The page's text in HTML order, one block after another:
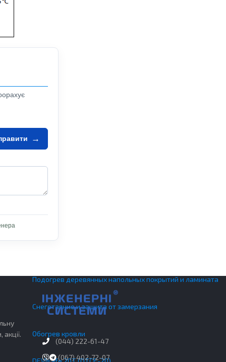
Терморегуляторы для теплого пола
DEVIreg Touch
DEVIreg Opti программируемый
DEVIreg 530 механический
Подогрев деревянных напольных покрытий и ламината
Снеготаяние и защита от замерзания
Обогрев кровли
→
(044) 222-61-47
(067) 402-72-07